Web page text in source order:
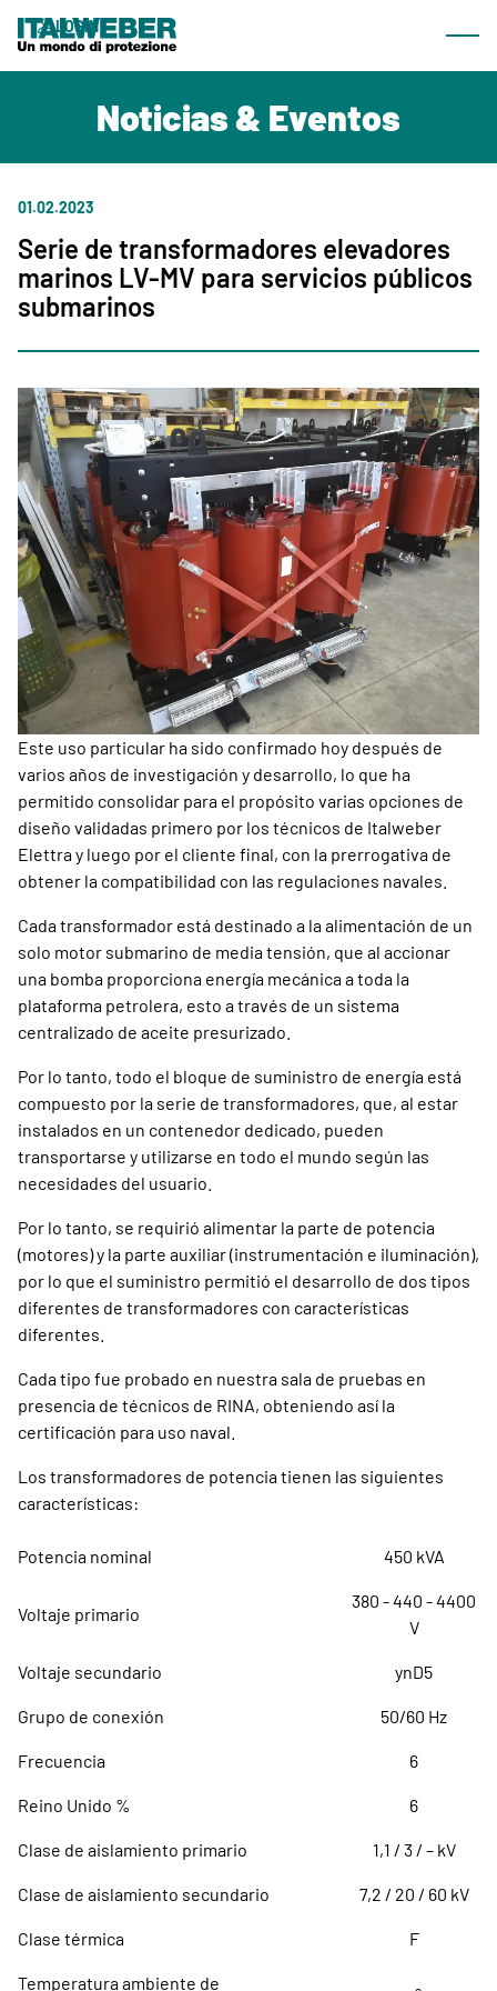
LOGIN
Productos
Área de descarga
Empresa
Quiénes somos
Red comercial
Contactos
Formación
Italweber Academy
LOGIN
IT EN FR
Noticias & Eventos
01.02.2023
Serie de transformadores elevadores
marinos LV-MV para servicios públicos
submarinos
Este uso particular ha sido confirmado hoy después de
varios años de investigación y desarrollo, lo que ha
permitido consolidar para el propósito varias opciones de
diseño validadas primero por los técnicos de Italweber
Elettra y luego por el cliente final, con la prerrogativa de
obtener la compatibilidad con las regulaciones navales.
Cada transformador está destinado a la alimentación de un
solo motor submarino de media tensión, que al accionar
una bomba proporciona energía mecánica a toda la
plataforma petrolera, esto a través de un sistema
centralizado de aceite presurizado.
Por lo tanto, todo el bloque de suministro de energía está
compuesto por la serie de transformadores, que, al estar
instalados en un contenedor dedicado, pueden
transportarse y utilizarse en todo el mundo según las
necesidades del usuario.
Por lo tanto, se requirió alimentar la parte de potencia
(motores) y la parte auxiliar (instrumentación e iluminación),
por lo que el suministro permitió el desarrollo de dos tipos
diferentes de transformadores con características
diferentes.
Cada tipo fue probado en nuestra sala de pruebas en
presencia de técnicos de RINA, obteniendo así la
certificación para uso naval.
Los transformadores de potencia tienen las siguientes
características:
Potencia nominal 450 kVA
Voltaje primario
380 - 440 - 4400
V
Voltaje secundario ynD5
Grupo de conexión 50/60 Hz
Frecuencia 6
Reino Unido % 6
Clase de aislamiento primario 1,1 / 3 / – kV
Clase de aislamiento secundario 7,2 / 20 / 60 kV
Clase térmica F
Temperatura ambiente de